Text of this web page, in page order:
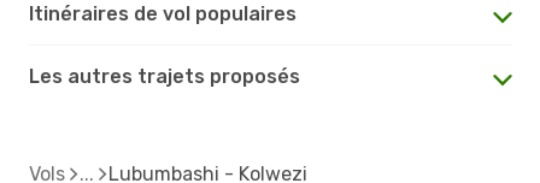
Itinéraires de vol populaires
Les autres trajets proposés
Vols Lubumbashi - Kolwezi